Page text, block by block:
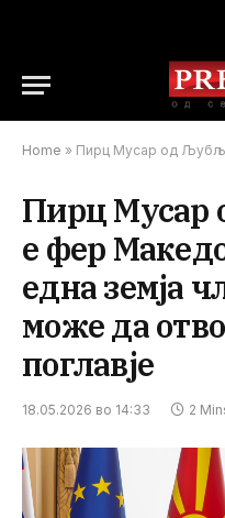
Home » Пирц Мусар од Љубљана: Не е фер
Пирц Мусар
е фер
една земја
може да
поглавје
18.05.2026 во 14:33 2